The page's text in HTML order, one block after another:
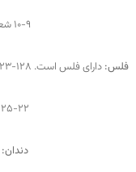
۱۰-۹ شعاع نرم و دارای باله چربی است.
فلس: دارای فلس است. ۱۲۸-۱۲۳ فلس بر روی جانبی و 31 -29 فلس در بالا خط جانبی و
25-22 فلس در پايين خط جانبی دارد.
دندان: